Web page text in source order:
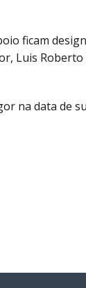
ficam
Luis
na data de